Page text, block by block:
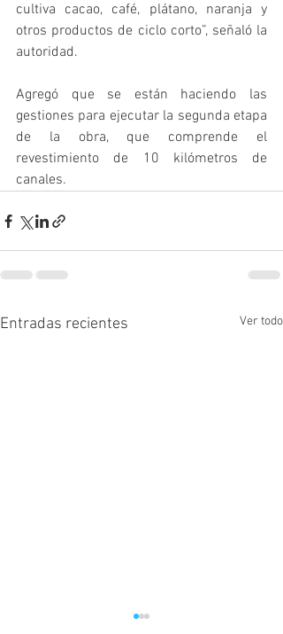
cultiva cacao, café, plátano, naranja y
otros productos de ciclo corto”, señaló la
autoridad.
Agregó que se están haciendo las
gestiones para ejecutar la segunda etapa
de la obra, que comprende el
revestimiento de 10 kilómetros de
canales.
Entradas recientes Ver todo